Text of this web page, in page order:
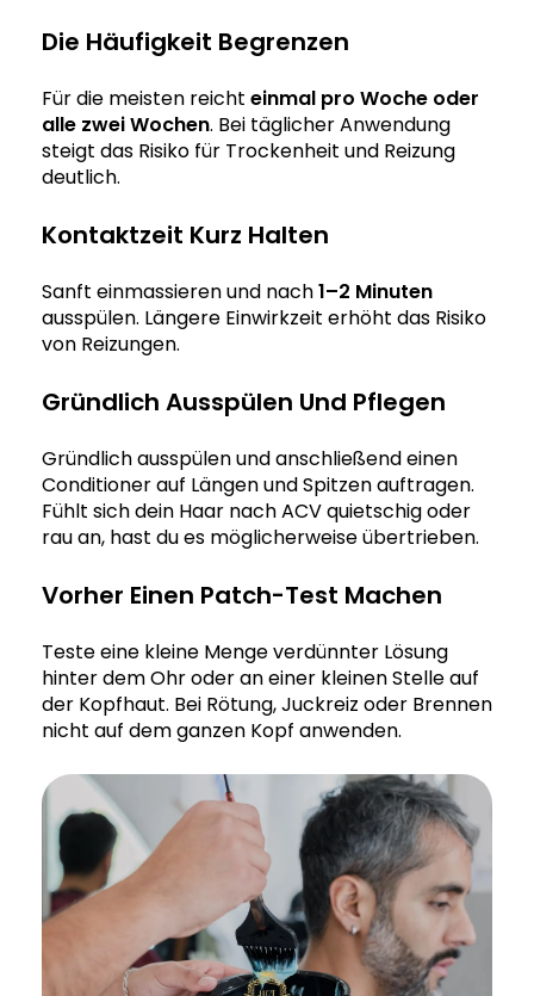
Die Häufigkeit Begrenzen
Für die meisten reicht einmal pro Woche oder
alle zwei Wochen. Bei täglicher Anwendung
steigt das Risiko für Trockenheit und Reizung
deutlich.
Kontaktzeit Kurz Halten
Sanft einmassieren und nach1–2 Minuten
ausspülen. Längere Einwirkzeit erhöht das Risiko
von Reizungen.
Gründlich Ausspülen Und Pflegen
Gründlich ausspülen und anschließend einen
Conditioner auf Längen und Spitzen auftragen.
Fühlt sich dein Haar nach ACV quietschig oder
rau an, hast du es möglicherweise übertrieben.
Vorher Einen Patch-Test Machen
Teste eine kleine Menge verdünnter Lösung
hinter dem Ohr oder an einer kleinen Stelle auf
der Kopfhaut. Bei Rötung, Juckreiz oder Brennen
nicht auf dem ganzen Kopf anwenden.